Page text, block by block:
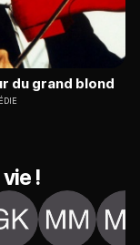
du grand blond
!